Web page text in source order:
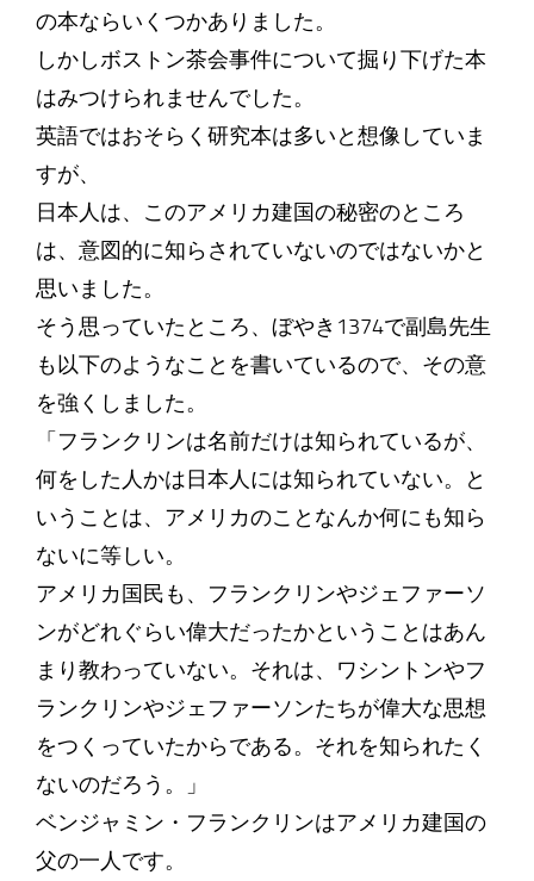
の本ならいくつかありました。
しかしボストン茶会事件について掘り下げた本
はみつけられませんでした。
英語ではおそらく研究本は多いと想像していま
すが、
日本人は、このアメリカ建国の秘密のところ
は、意図的に知らされていないのではないかと
思いました。
そう思っていたところ、ぼやき1374で副島先生
も以下のようなことを書いているので、その意
を強くしました。
「フランクリンは名前だけは知られているが、
何をした人かは日本人には知られていない。と
いうことは、アメリカのことなんか何にも知ら
ないに等しい。
アメリカ国民も、フランクリンやジェファーソ
ンがどれぐらい偉大だったかということはあん
まり教わっていない。それは、ワシントンやフ
ランクリンやジェファーソンたちが偉大な思想
をつくっていたからである。それを知られたく
ないのだろう。」
ベンジャミン・フランクリンはアメリカ建国の
父の一人です。